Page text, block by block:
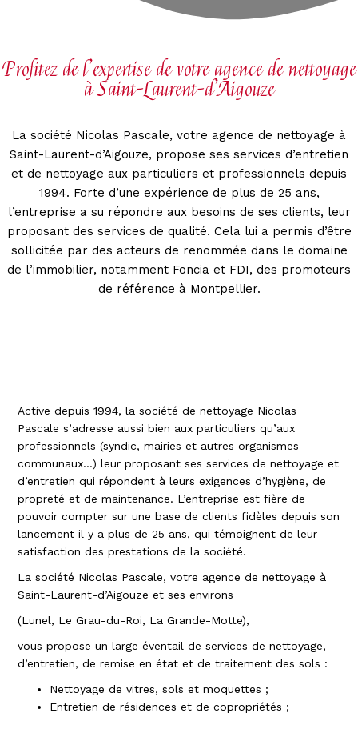
Profitez de l’expertise de votre agence de nettoyage
à Saint-Laurent-d’Aigouze
La société Nicolas Pascale, votre agence de nettoyage à
Saint-Laurent-d’Aigouze, propose ses services d’entretien
et de nettoyage aux particuliers et professionnels depuis
1994. Forte d’une expérience de plus de 25 ans,
l’entreprise a su répondre aux besoins de ses clients, leur
proposant des services de qualité. Cela lui a permis d’être
sollicitée par des acteurs de renommée dans le domaine
de l’immobilier, notamment Foncia et FDI, des promoteurs
de référence à Montpellier.
Active depuis 1994, la société de nettoyage Nicolas
Pascale s’adresse aussi bien aux particuliers qu’aux
professionnels (syndic, mairies et autres organismes
communaux…) leur proposant ses services de nettoyage et
d’entretien qui répondent à leurs exigences d’hygiène, de
propreté et de maintenance. L’entreprise est fière de
pouvoir compter sur une base de clients fidèles depuis son
lancement il y a plus de 25 ans, qui témoignent de leur
satisfaction des prestations de la société.
La société Nicolas Pascale, votre agence de nettoyage à
Saint-Laurent-d’Aigouze et ses environs
(Lunel, Le Grau-du-Roi, La Grande-Motte),
vous propose un large éventail de services de nettoyage,
d’entretien, de remise en état et de traitement des sols :
Nettoyage de vitres, sols et moquettes ;
Entretien de résidences et de copropriétés ;